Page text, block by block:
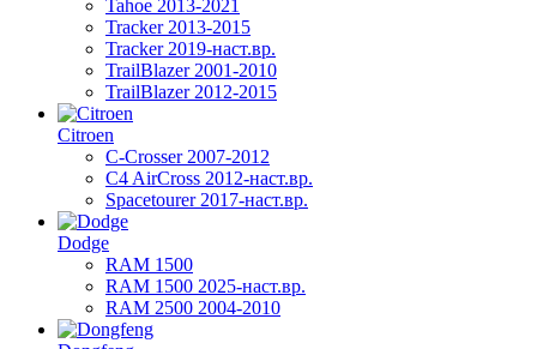
Tahoe 2013-2021
Tracker 2013-2015
Tracker 2019-наст.вр.
TrailBlazer 2001-2010
TrailBlazer 2012-2015
Citroen
C-Crosser 2007-2012
C4 AirCross 2012-наст.вр.
Spacetourer 2017-наст.вр.
Dodge
RAM 1500
RAM 1500 2025-наст.вр.
RAM 2500 2004-2010